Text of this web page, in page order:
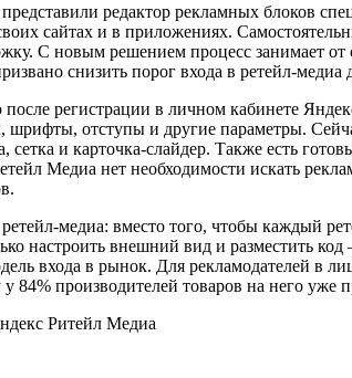
редактор рекламных блоков
сайтах и в приложениях.
С новым решением процесс занимает
снизить порог входа в ретейл-
после регистрации в личном кабинете
отступы и другие параметры.
сетка и карточка-слайдер. Также есть
Медиа нет необходимости искать
медиа: вместо того, чтобы каждый
настроить внешний вид и разместить
входа в рынок. Для рекламодателей в
84% производителей товаров на него уже
Ритейл Медиа